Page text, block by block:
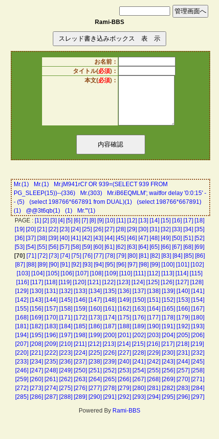
Rami-BBS
お名前：
タイトル(必須)：
本文(必須)：
Mr.(1) Mr.(1)
Mr.jM941rCI' OR 939=(SELECT 939 FROM
PG_SLEEP(15))--(336)
Mr.(303)
Mr.iB6EQMLM'; waitfor delay '0:0:15' -
- (5)
(select 198766*667891 from DUAL)(1)
(select 198766*667891)
(1)
@@3t6qb(1) (1)
Mr.'"(1)
PAGE : [1] [2] [3] [4] [5] [6] [7] [8] [9] [10] [11] [12] [13] [14] [15] [16] [17] [18]
[19] [20] [21] [22] [23] [24] [25] [26] [27] [28] [29] [30] [31] [32] [33] [34] [35]
[36] [37] [38] [39] [40] [41] [42] [43] [44] [45] [46] [47] [48] [49] [50] [51] [52]
[53] [54] [55] [56] [57] [58] [59] [60] [61] [62] [63] [64] [65] [66] [67] [68] [69]
[70] [71] [72] [73] [74] [75] [76] [77] [78] [79] [80] [81] [82] [83] [84] [85] [86]
[87] [88] [89] [90] [91] [92] [93] [94] [95] [96] [97] [98] [99] [100] [101] [102]
[103] [104] [105] [106] [107] [108] [109] [110] [111] [112] [113] [114] [115]
[116] [117] [118] [119] [120] [121] [122] [123] [124] [125] [126] [127] [128]
[129] [130] [131] [132] [133] [134] [135] [136] [137] [138] [139] [140] [141]
[142] [143] [144] [145] [146] [147] [148] [149] [150] [151] [152] [153] [154]
[155] [156] [157] [158] [159] [160] [161] [162] [163] [164] [165] [166] [167]
[168] [169] [170] [171] [172] [173] [174] [175] [176] [177] [178] [179] [180]
[181] [182] [183] [184] [185] [186] [187] [188] [189] [190] [191] [192] [193]
[194] [195] [196] [197] [198] [199] [200] [201] [202] [203] [204] [205] [206]
[207] [208] [209] [210] [211] [212] [213] [214] [215] [216] [217] [218] [219]
[220] [221] [222] [223] [224] [225] [226] [227] [228] [229] [230] [231] [232]
[233] [234] [235] [236] [237] [238] [239] [240] [241] [242] [243] [244] [245]
[246] [247] [248] [249] [250] [251] [252] [253] [254] [255] [256] [257] [258]
[259] [260] [261] [262] [263] [264] [265] [266] [267] [268] [269] [270] [271]
[272] [273] [274] [275] [276] [277] [278] [279] [280] [281] [282] [283] [284]
[285] [286] [287] [288] [289] [290] [291] [292] [293] [294] [295] [296] [297]
Powered By Rami-BBS